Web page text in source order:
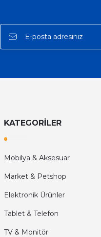
KATEGORİLER
Mobilya & Aksesuar
Market & Petshop
Elektronik Ürünler
Tablet & Telefon
TV & Monitör